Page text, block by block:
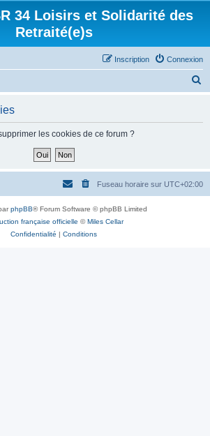
34 Loisirs et Solidarité des
Retraité(e)s
Connexion
Inscription
h
les cookies de ce forum ?
Fuseau horaire sur UTC+02:00
phpBB® Forum Software © phpBB Limited
française officielle ©Miles Cellar
Confidentialité | Conditions